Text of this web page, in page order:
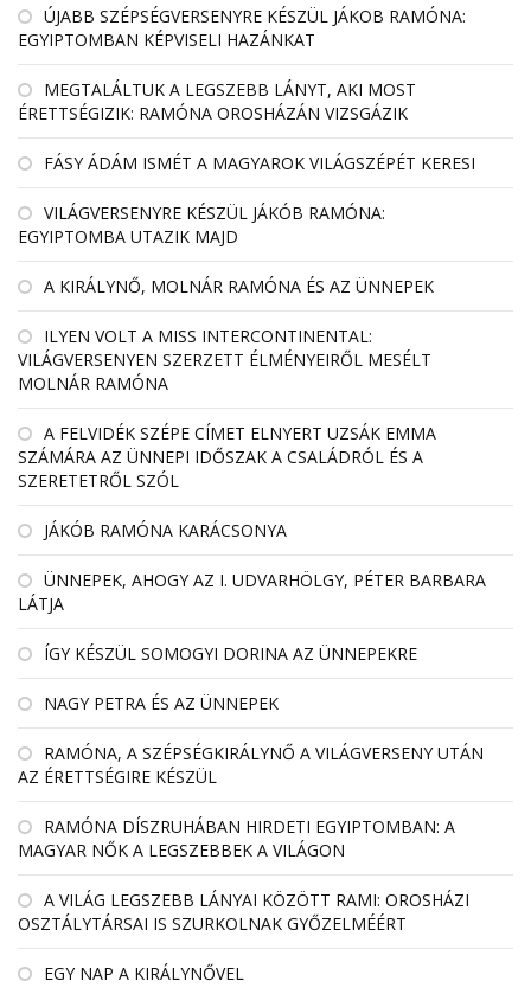
ÚJABB SZÉPSÉGVERSENYRE KÉSZÜL JÁKOB RAMÓNA:
EGYIPTOMBAN KÉPVISELI HAZÁNKAT
MEGTALÁLTUK A LEGSZEBB LÁNYT, AKI MOST
ÉRETTSÉGIZIK: RAMÓNA OROSHÁZÁN VIZSGÁZIK
FÁSY ÁDÁM ISMÉT A MAGYAROK VILÁGSZÉPÉT KERESI
VILÁGVERSENYRE KÉSZÜL JÁKÓB RAMÓNA:
EGYIPTOMBA UTAZIK MAJD
A KIRÁLYNŐ, MOLNÁR RAMÓNA ÉS AZ ÜNNEPEK
ILYEN VOLT A MISS INTERCONTINENTAL:
VILÁGVERSENYEN SZERZETT ÉLMÉNYEIRŐL MESÉLT
MOLNÁR RAMÓNA
A FELVIDÉK SZÉPE CÍMET ELNYERT UZSÁK EMMA
SZÁMÁRA AZ ÜNNEPI IDŐSZAK A CSALÁDRÓL ÉS A
SZERETETRŐL SZÓL
JÁKÓB RAMÓNA KARÁCSONYA
ÜNNEPEK, AHOGY AZ I. UDVARHÖLGY, PÉTER BARBARA
LÁTJA
ÍGY KÉSZÜL SOMOGYI DORINA AZ ÜNNEPEKRE
NAGY PETRA ÉS AZ ÜNNEPEK
RAMÓNA, A SZÉPSÉGKIRÁLYNŐ A VILÁGVERSENY UTÁN
AZ ÉRETTSÉGIRE KÉSZÜL
RAMÓNA DÍSZRUHÁBAN HIRDETI EGYIPTOMBAN: A
MAGYAR NŐK A LEGSZEBBEK A VILÁGON
A VILÁG LEGSZEBB LÁNYAI KÖZÖTT RAMI: OROSHÁZI
OSZTÁLYTÁRSAI IS SZURKOLNAK GYŐZELMÉÉRT
EGY NAP A KIRÁLYNŐVEL